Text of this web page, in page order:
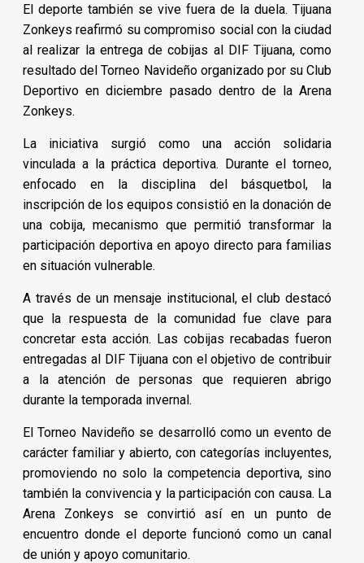
El deporte también se vive fuera de la duela. Tijuana
Zonkeys reafirmó su compromiso social con la ciudad
al realizar la entrega de cobijas al DIF Tijuana, como
resultado del Torneo Navideño organizado por su Club
Deportivo en diciembre pasado dentro de la Arena
Zonkeys.
La iniciativa surgió como una acción solidaria
vinculada a la práctica deportiva. Durante el torneo,
enfocado en la disciplina del básquetbol, la
inscripción de los equipos consistió en la donación de
una cobija, mecanismo que permitió transformar la
participación deportiva en apoyo directo para familias
en situación vulnerable.
A través de un mensaje institucional, el club destacó
que la respuesta de la comunidad fue clave para
concretar esta acción. Las cobijas recabadas fueron
entregadas al DIF Tijuana con el objetivo de contribuir
a la atención de personas que requieren abrigo
durante la temporada invernal.
El Torneo Navideño se desarrolló como un evento de
carácter familiar y abierto, con categorías incluyentes,
promoviendo no solo la competencia deportiva, sino
también la convivencia y la participación con causa. La
Arena Zonkeys se convirtió así en un punto de
encuentro donde el deporte funcionó como un canal
de unión y apoyo comunitario.